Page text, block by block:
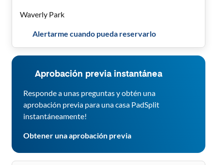
Waverly Park
Alertarme cuando pueda reservarlo
Aprobación previa instantánea
Responde a unas preguntas y obtén una
aprobación previa para una casa PadSplit
instantáneamente!
Obtener una aprobación previa